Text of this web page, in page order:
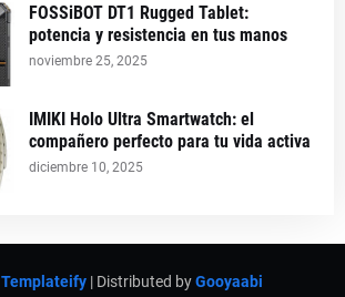
FOSSiBOT DT1 Rugged Tablet:
potencia y resistencia en tus manos
noviembre 25, 2025
IMIKI Holo Ultra Smartwatch: el
compañero perfecto para tu vida activa
diciembre 10, 2025
Templateify| Distributed byGooyaabi